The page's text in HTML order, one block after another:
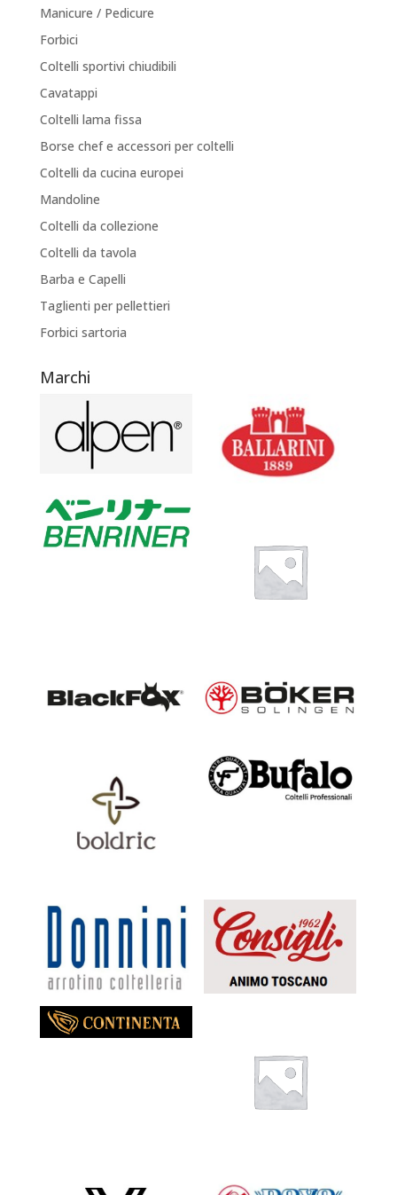
Manicure / Pedicure
Forbici
Coltelli sportivi chiudibili
Cavatappi
Coltelli lama fissa
Borse chef e accessori per coltelli
Coltelli da cucina europei
Mandoline
Coltelli da collezione
Coltelli da tavola
Barba e Capelli
Taglienti per pellettieri
Forbici sartoria
Marchi